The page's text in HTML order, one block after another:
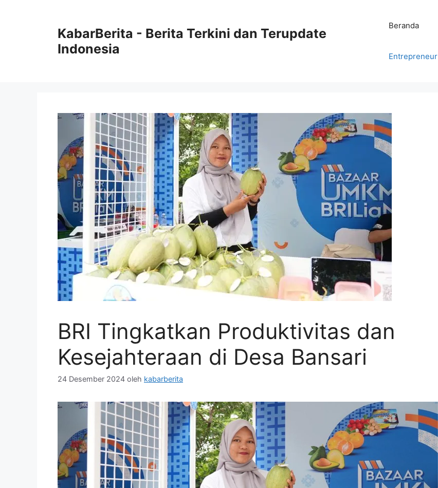
KabarBerita - Berita Terkini dan Terupdate
Indonesia
Beranda
Entrepreneur
BRI Tingkatkan Produktivitas dan
Kesejahteraan di Desa Bansari
24 Desember 2024 oleh kabarberita